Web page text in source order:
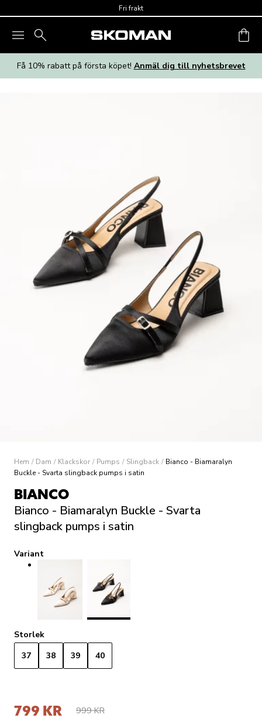
Fri frakt
Få 10% rabatt på första köpet! Anmäl dig till nyhetsbrevet
Hem / Dam / Klackskor / Pumps / Slingback / Bianco - Biamaralyn
Buckle - Svarta slingback pumps i satin
BIANCO
Bianco - Biamaralyn Buckle - Svarta
slingback pumps i satin
Variant
Storlek
37
38 39 40
799 KR 999 KR